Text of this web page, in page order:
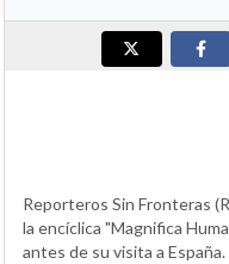
Reporteros Sin Fronteras
la encíclica "Magnifica
antes de su visita a